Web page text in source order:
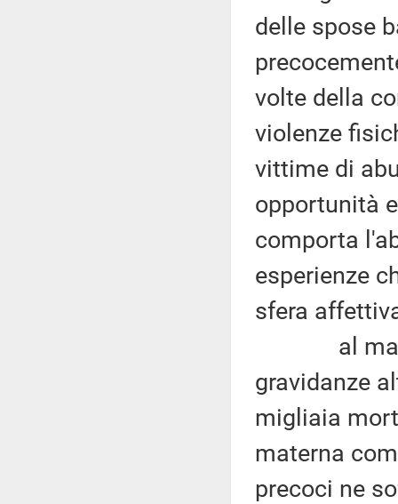
delle spose
volte della
violenze
vittime di
opportunità
comporta
esperienze
sfera
al
gravidanze
migliaia
materna
precoci ne